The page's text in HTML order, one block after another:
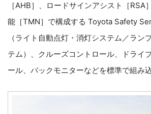
［AHB］、ロードサインアシスト［RSA
能［TMN］で構成する Toyota Safety
（ライト自動点灯・消灯システム／ラン
テム）、クルーズコントロール、ドライ
ール、バックモニターなどを標準で組み